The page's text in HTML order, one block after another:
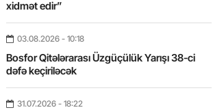
xidmət edir”
03.08.2026 - 10:18
Bosfor Qitələrarası Üzgüçülük Yarışı 38-ci
dəfə keçiriləcək
31.07.2026 - 18:22